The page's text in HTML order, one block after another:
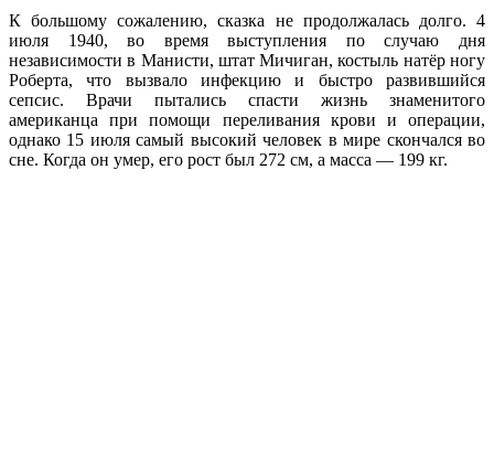
К большому сожалению, сказка не продолжалась долго. 4
июля 1940, во время выступления по случаю дня
независимости в Манисти, штат Мичиган, костыль натёр ногу
Роберта, что вызвало инфекцию и быстро развившийся
сепсис. Врачи пытались спасти жизнь знаменитого
американца при помощи переливания крови и операции,
однако 15 июля самый высокий человек в мире скончался во
сне. Когда он умер, его рост был 272 см, а масса — 199 кг.